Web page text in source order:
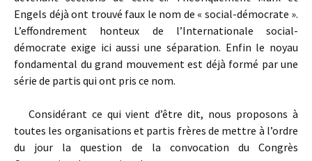
Engels déjà ont trouvé faux le nom de « social-démocrate ».
L’effondrement honteux de l’Internationale social-
démocrate exige ici aussi une séparation. Enfin le noyau
fondamental du grand mouvement est déjà formé par une
série de partis qui ont pris ce nom.
Considérant ce qui vient d’être dit, nous proposons à
toutes les organisations et partis frères de mettre à l’ordre
du jour la question de la convocation du Congrès